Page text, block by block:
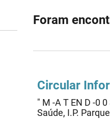
Foram
Circular
" M -A T EN D -0
Saúde, I.P.